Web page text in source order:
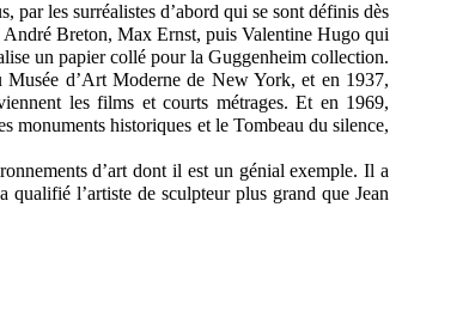
par les surréalistes d’abord qui se sont définis dès
Breton, Max Ernst, puis Valentine Hugo qui
un papier collé pour la Guggenheim collection.
d’Art Moderne de New York, et en 1937,
les films et courts métrages. Et en 1969,
monuments historiques et le Tombeau du silence,
d’art dont il est un génial exemple. Il a
l’artiste de sculpteur plus grand que Jean